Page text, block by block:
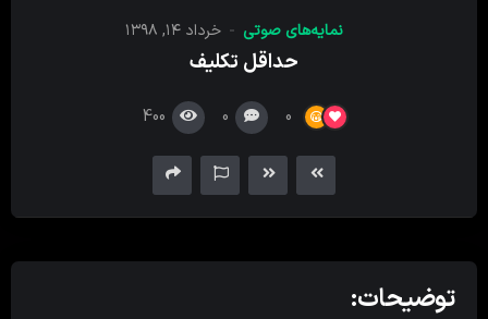
نمایه‌های صوتی خرداد ۱۴, ۱۳۹۸
حداقل تکلیف
0
0
400
توضیحات: